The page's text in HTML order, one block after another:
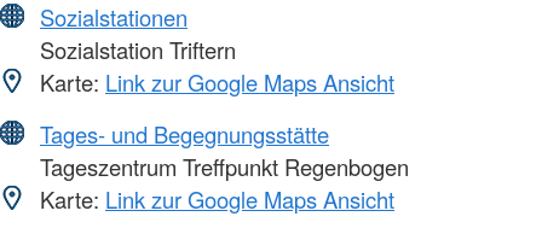
Sozialstationen
Sozialstation Triftern
Karte: Link zur Google Maps Ansicht
Tages- und Begegnungsstätte
Tageszentrum Treffpunkt Regenbogen
Karte: Link zur Google Maps Ansicht